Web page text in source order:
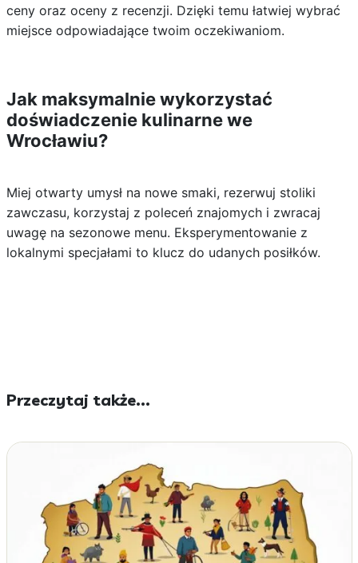
ceny oraz oceny z recenzji. Dzięki temu łatwiej wybrać
miejsce odpowiadające twoim oczekiwaniom.
Jak maksymalnie wykorzystać
doświadczenie kulinarne we
Wrocławiu?
Miej otwarty umysł na nowe smaki, rezerwuj stoliki
zawczasu, korzystaj z poleceń znajomych i zwracaj
uwagę na sezonowe menu. Eksperymentowanie z
lokalnymi specjałami to klucz do udanych posiłków.
Przeczytaj także...